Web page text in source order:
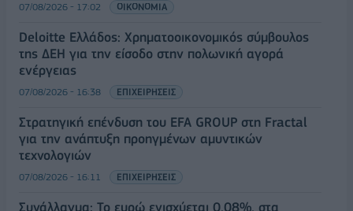
07/08/2026 - 17:02 ΟΙΚΟΝΟΜΙΑ
Deloitte Ελλάδος: Χρηματοοικονομικός σύμβουλος
της ΔΕΗ για την είσοδο στην πολωνική αγορά
ενέργειας
07/08/2026 - 16:38 ΕΠΙΧΕΙΡΗΣΕΙΣ
Στρατηγική επένδυση του EFA GROUP στη Fractal
για την ανάπτυξη προηγμένων αμυντικών
τεχνολογιών
07/08/2026 - 16:11 ΕΠΙΧΕΙΡΗΣΕΙΣ
Συνάλλαγμα: Το ευρώ ενισχύεται 0,08%, στα